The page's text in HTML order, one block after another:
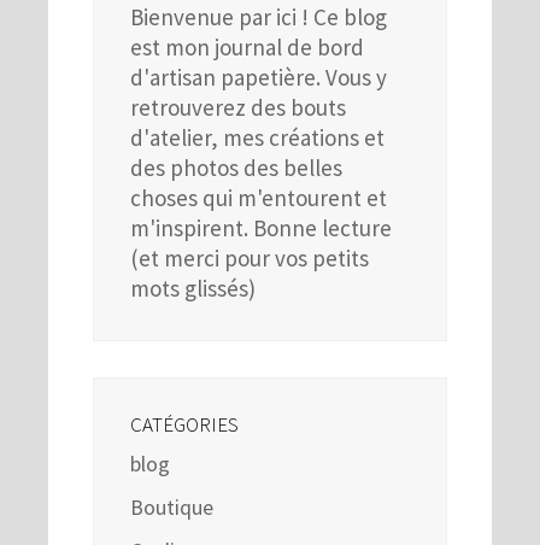
Bienvenue par ici ! Ce blog
est mon journal de bord
d'artisan papetière. Vous y
retrouverez des bouts
d'atelier, mes créations et
des photos des belles
choses qui m'entourent et
m'inspirent. Bonne lecture
(et merci pour vos petits
mots glissés)
CATÉGORIES
blog
Boutique